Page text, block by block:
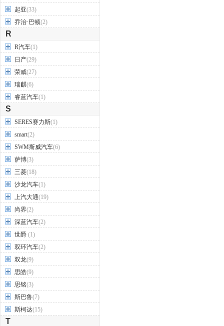
起亚(33)
乔治·巴顿(2)
R
R汽车(1)
日产(29)
荣威(27)
瑞麒(6)
睿蓝汽车(1)
S
SERES赛力斯(1)
smart(2)
SWM斯威汽车(6)
萨博(3)
三菱(18)
沙龙汽车(1)
上汽大通(19)
尚界(2)
深蓝汽车(2)
世爵 (1)
双环汽车(2)
双龙(9)
思皓(9)
思铭(3)
斯巴鲁(7)
斯柯达(15)
T